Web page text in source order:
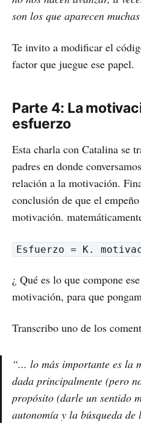
son los que aparecen
Te invito a modificar el
factor que juegue ese papel.
Parte 4: La
esfuerzo
Esta charla con Catalina se
padres en donde
relación a la motivación.
conclusión de que el
motivación.
Esfuerzo = K.
¿ Qué es lo que compone
motivación, para que
Transcribo uno de los
“... lo más importante es la
dada principalmente (pero
propósito (darle un sentido
autonomía y la búsqueda de